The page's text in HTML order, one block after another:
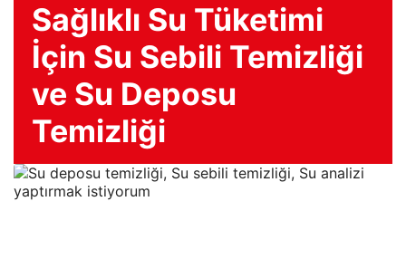
Sağlıklı Su Tüketimi
İçin Su Sebili Temizliği
ve Su Deposu
Temizliği